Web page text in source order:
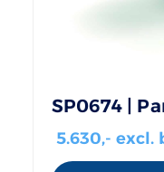
SP0674 |
5.630,- excl.